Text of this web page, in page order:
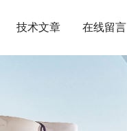
技术文章 在线留言